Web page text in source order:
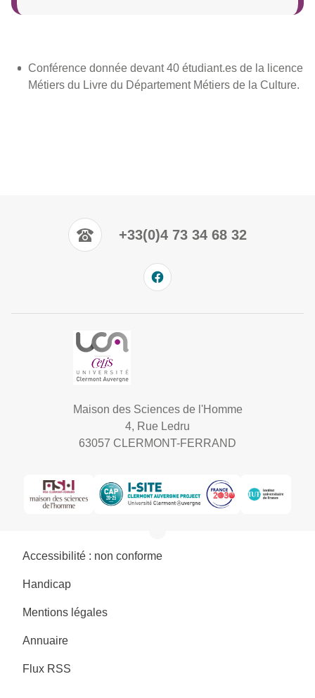
Conférence donnée devant 40 étudiant.es de la licence
Métiers du Livre du Département Métiers de la Culture.
+33(0)4 73 34 68 32
Maison des Sciences de l'Homme
4, Rue Ledru
63057 CLERMONT-FERRAND
Accessibilité : non conforme
Handicap
Mentions légales
Annuaire
Flux RSS